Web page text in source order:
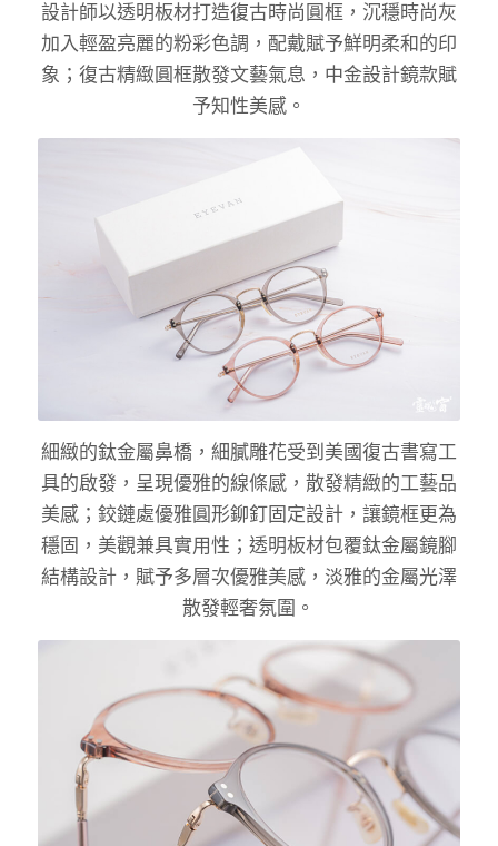
設計師以透明板材打造復古時尚圓框，沉穩時尚灰
加入輕盈亮麗的粉彩色調，配戴賦予鮮明柔和的印
象；復古精緻圓框散發文藝氣息，中金設計鏡款賦
予知性美感。
細緻的鈦金屬鼻橋，細膩雕花受到美國復古書寫工
具的啟發，呈現優雅的線條感，散發精緻的工藝品
美感；鉸鏈處優雅圓形鉚釘固定設計，讓鏡框更為
穩固，美觀兼具實用性；透明板材包覆鈦金屬鏡腳
結構設計，賦予多層次優雅美感，淡雅的金屬光澤
散發輕奢氛圍。